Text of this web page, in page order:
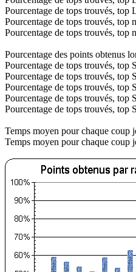
Pourcentage de tops trouvés, top
Pourcentage de tops trouvés, top
Pourcentage de tops trouvés, top
Pourcentage des points obtenus
Pourcentage de tops trouvés, top
Pourcentage de tops trouvés, top
Pourcentage de tops trouvés, top
Pourcentage de tops trouvés, top
Pourcentage de tops trouvés, top
Temps moyen pour chaque coup
Temps moyen pour chaque coup